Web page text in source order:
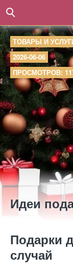
ТОВАРЫ И
2026-06-06
ПРОСМОТРОВ:
Идеи
Подарки
случай